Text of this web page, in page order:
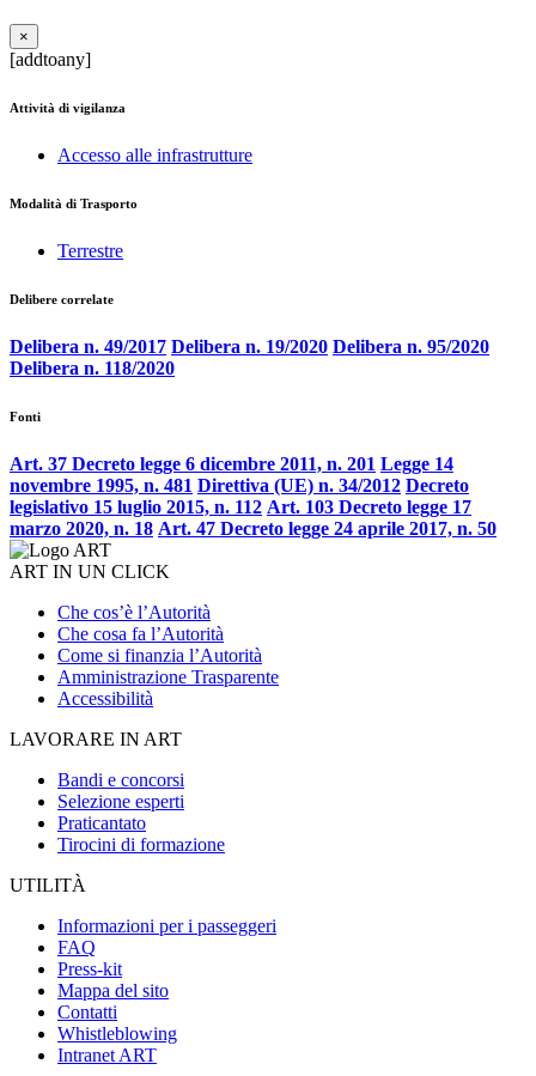
×
[addtoany]
Attività di vigilanza
Accesso alle infrastrutture
Modalità di Trasporto
Terrestre
Delibere correlate
Delibera n. 49/2017 Delibera n. 19/2020 Delibera n. 95/2020
Delibera n. 118/2020
Fonti
Art. 37 Decreto legge 6 dicembre 2011, n. 201 Legge 14
novembre 1995, n. 481 Direttiva (UE) n. 34/2012 Decreto
legislativo 15 luglio 2015, n. 112 Art. 103 Decreto legge 17
marzo 2020, n. 18 Art. 47 Decreto legge 24 aprile 2017, n. 50
ART IN UN CLICK
Che cos’è l’Autorità
Che cosa fa l’Autorità
Come si finanzia l’Autorità
Amministrazione Trasparente
Accessibilità
LAVORARE IN ART
Bandi e concorsi
Selezione esperti
Praticantato
Tirocini di formazione
UTILITÀ
Informazioni per i passeggeri
FAQ
Press-kit
Mappa del sito
Contatti
Whistleblowing
Intranet ART